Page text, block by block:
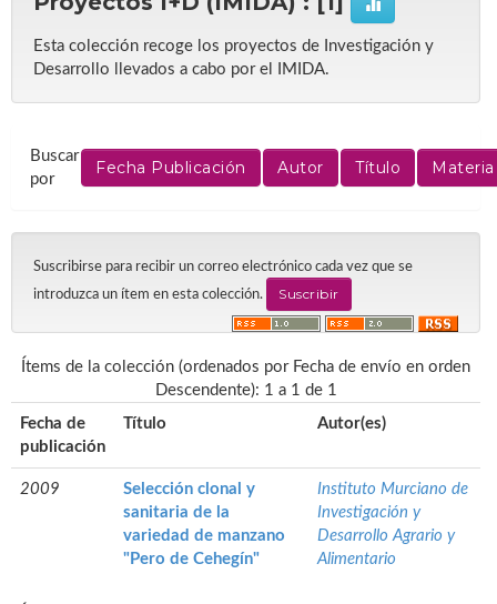
Esta colección recoge los proyectos de Investigación y
Desarrollo llevados a cabo por el IMIDA.
Buscar
por
Suscribirse para recibir un correo electrónico cada vez que se
introduzca un ítem en esta colección.
Ítems de la colección (ordenados por Fecha de envío en orden
Descendente): 1 a 1 de 1
Fecha de
publicación
Título Autor(es)
2009
Selección clonal y
sanitaria de la
variedad de manzano
"Pero de Cehegín"
Instituto Murciano de
Investigación y
Desarrollo Agrario y
Alimentario